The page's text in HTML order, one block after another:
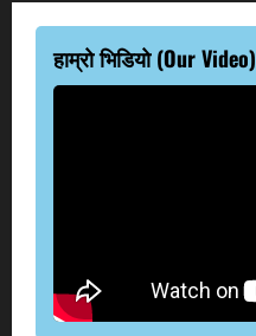
हाम्रो भिडियो (Our Video)